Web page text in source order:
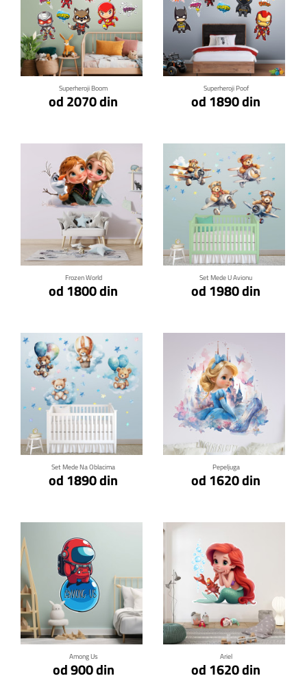
Superheroji Boom
od 2070 din
Klikni za detalje
Superheroji Poof
od 1890 din
Klikni za detalje
Frozen World
od 1800 din
Klikni za detalje
Set Mede U Avionu
od 1980 din
Klikni za detalje
Set Mede Na Oblacima
od 1890 din
Klikni za detalje
Pepeljuga
od 1620 din
Klikni za detalje
Among Us
od 900 din
Klikni za detalje
Ariel
od 1620 din
Klikni za detalje